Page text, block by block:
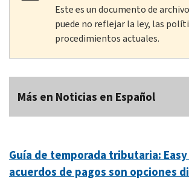
Este es un documento de
puede no reflejar la ley, las
procedimientos actuales.
Más en Noticias en Español
Guía de temporada tributaria: Easy
acuerdos de pagos son opciones